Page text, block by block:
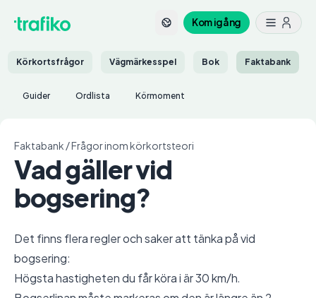
Kom igång
Körkortsfrågor Vägmärkesspel Bok Faktabank
Guider Ordlista Körmoment
Faktabank /Frågor inom körkortsteori
Vad gäller vid
bogsering?
Det finns flera regler och saker att tänka på vid
bogsering:
Högsta hastigheten du får köra i är 30 km/h.